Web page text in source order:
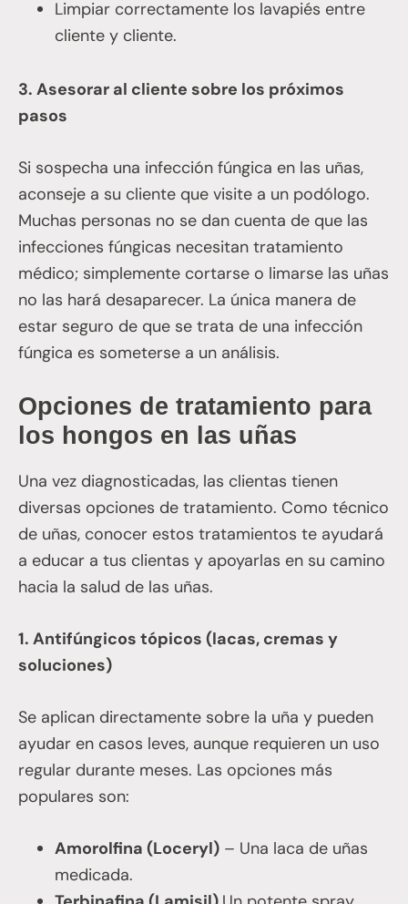
Limpiar correctamente los lavapiés entre
cliente y cliente.
3. Asesorar al cliente sobre los próximos
pasos
Si sospecha una infección fúngica en las uñas,
aconseje a su cliente que visite a un podólogo.
Muchas personas no se dan cuenta de que las
infecciones fúngicas necesitan tratamiento
médico; simplemente cortarse o limarse las uñas
no las hará desaparecer. La única manera de
estar seguro de que se trata de una infección
fúngica es someterse a un análisis.
Opciones de tratamiento para
los hongos en las uñas
Una vez diagnosticadas, las clientas tienen
diversas opciones de tratamiento. Como técnico
de uñas, conocer estos tratamientos te ayudará
a educar a tus clientas y apoyarlas en su camino
hacia la salud de las uñas.
1. Antifúngicos tópicos (lacas, cremas y
soluciones)
Se aplican directamente sobre la uña y pueden
ayudar en casos leves, aunque requieren un uso
regular durante meses. Las opciones más
populares son:
Amorolfina (Loceryl) – Una laca de uñas
medicada.